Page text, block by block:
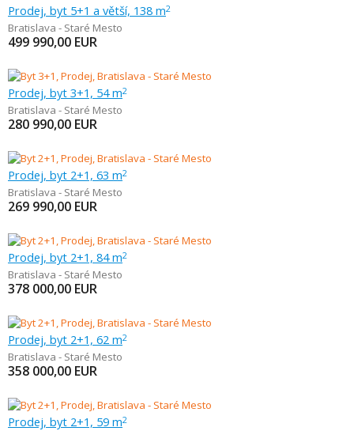
Prodej, byt 5+1 a větší, 138 m2
Bratislava - Staré Mesto
499 990,00 EUR
Prodej, byt 3+1, 54 m2
Bratislava - Staré Mesto
280 990,00 EUR
Prodej, byt 2+1, 63 m2
Bratislava - Staré Mesto
269 990,00 EUR
Prodej, byt 2+1, 84 m2
Bratislava - Staré Mesto
378 000,00 EUR
Prodej, byt 2+1, 62 m2
Bratislava - Staré Mesto
358 000,00 EUR
Prodej, byt 2+1, 59 m2